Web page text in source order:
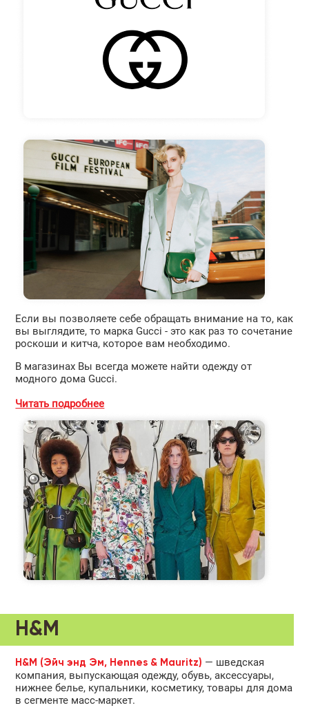
Если вы позволяете себе обращать внимание на то, как
вы выглядите, то марка Gucci - это как раз то сочетание
роскоши и китча, которое вам необходимо.
В магазинах Вы всегда можете найти одежду от
модного дома Gucci.
Читать подробнее
H&M
H&M (Эйч энд Эм, Hennes & Mauritz) — шведская
компания, выпускающая одежду, обувь, аксессуары,
нижнее белье, купальники, косметику, товары для дома
в сегменте масс-маркет.